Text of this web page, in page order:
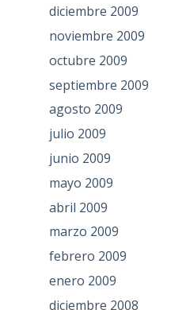
diciembre 2009
noviembre 2009
octubre 2009
septiembre 2009
agosto 2009
julio 2009
junio 2009
mayo 2009
abril 2009
marzo 2009
febrero 2009
enero 2009
diciembre 2008